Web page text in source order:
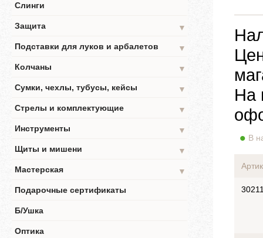
Слинги
Защита
▼
Подставки для луков и арбалетов
▼
Колчаны
▼
Сумки, чехлы, тубусы, кейсы
▼
Стрелы и комплектующие
▼
Инструменты
▼
Щиты и мишени
▼
Мастерская
▼
Подарочные сертификаты
Б/Ушка
Оптика
На
В